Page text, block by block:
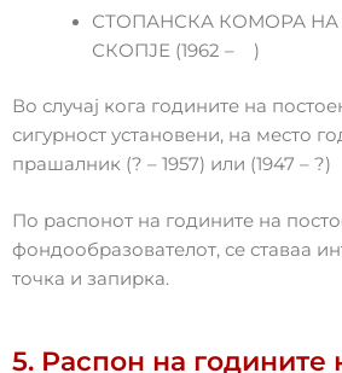
СТОПАНСКА КОМОРА НА
СКОПЈЕ (1962 – )
Во случај кога годините на
сигурност установени, на место
прашалник (? – 1957) или (1947 – ?)
По распонот на годините на
фондообразователот, се ставаа
точка и запирка.
5. Распон на годините